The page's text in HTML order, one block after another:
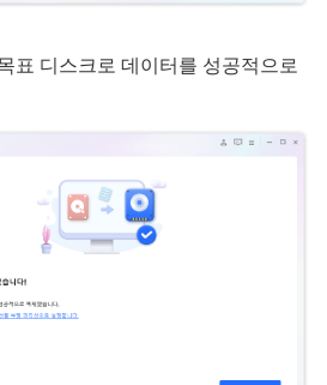
표 디스크로 데이터를 성공적으로